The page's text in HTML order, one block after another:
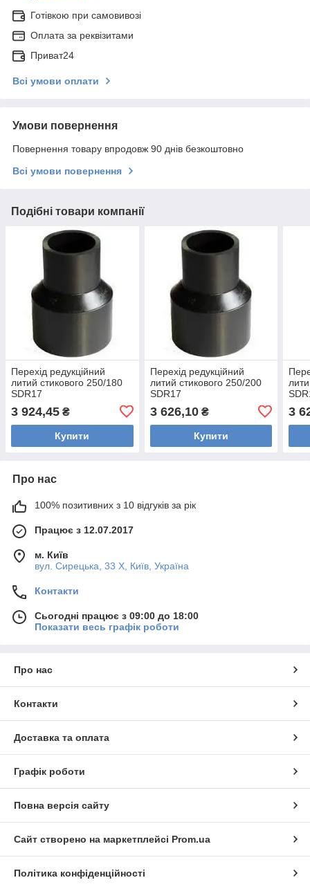
Готівкою при самовивозі
Оплата за реквізитами
Приват24
Всі умови оплати
Умови повернення
Повернення товару впродовж 90 днів безкоштовно
Всі умови повернення
Подібні товари компанії
Перехід редукційний
литий стикового 250/180
SDR17
3 924,45 ₴
Купити
Перехід редукційний
литий стикового 250/200
SDR17
3 626,10₴
Купити
3
Про нас
100% позитивних з 10 відгуків за рік
Працює з 12.07.2017
м. Київ
вул. Сирецька, 33 Х, Київ, Україна
Контакти
Сьогодні працює з 09:00 до 18:00
Показати весь графік роботи
Про нас
Контакти
Доставка та оплата
Графік роботи
Повна версія сайту
Сайт створено на маркетплейсі Prom.ua
Політика конфіденційності